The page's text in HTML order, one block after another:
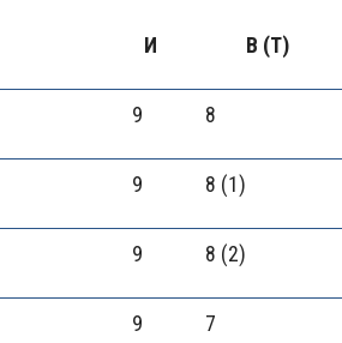
И В (Т)
9 8
9 8 (1)
9 8 (2)
9 7